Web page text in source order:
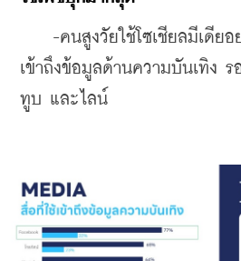
-คนสูงวัยใช้โซเชียลมีเดียอ
เข้าถึงข้อมูลด้านความบันเทิง
ทูบ และไลน์